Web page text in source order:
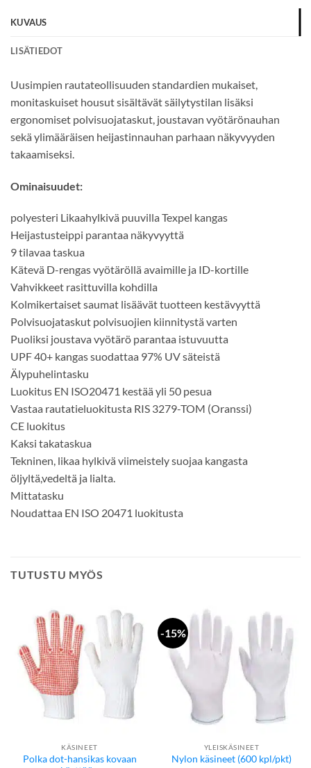
KUVAUS
LISÄTIEDOT
Uusimpien rautateollisuuden standardien mukaiset,
monitaskuiset housut sisältävät säilytystilan lisäksi
ergonomiset polvisuojataskut, joustavan vyötärönauhan
sekä ylimääräisen heijastinnauhan parhaan näkyvyyden
takaamiseksi.
Ominaisuudet:
polyesteri Likaahylkivä puuvilla Texpel kangas
Heijastusteippi parantaa näkyvyyttä
9 tilavaa taskua
Kätevä D-rengas vyötäröllä avaimille ja ID-kortille
Vahvikkeet rasittuvilla kohdilla
Kolmikertaiset saumat lisäävät tuotteen kestävyyttä
Polvisuojataskut polvisuojien kiinnitystä varten
Puoliksi joustava vyötärö parantaa istuvuutta
UPF 40+ kangas suodattaa 97% UV säteistä
Älypuhelintasku
Luokitus EN ISO20471 kestää yli 50 pesua
Vastaa rautatieluokitusta RIS 3279-TOM (Oranssi)
CE luokitus
Kaksi takataskua
Tekninen, likaa hylkivä viimeistely suojaa kangasta
öljyltä,vedeltä ja lialta.
Mittatasku
Noudattaa EN ISO 20471 luokitusta
TUTUSTU MYÖS
KÄSINEET
Polka dot-hansikas kovaan
-15%
YLEISKÄSINEET
Nylon käsineet (600 kpl/pkt)